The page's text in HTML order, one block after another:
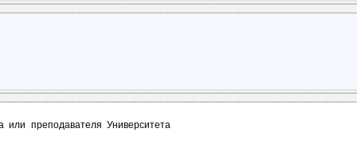
или преподавателя Университета